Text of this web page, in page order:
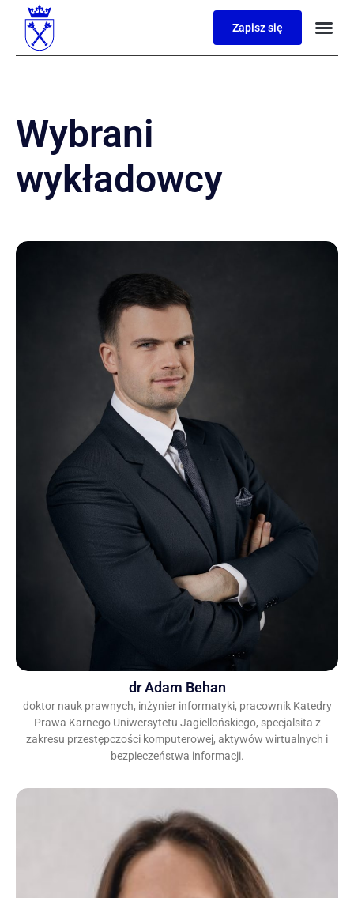
Zapisz się
Wybrani
wykładowcy
dr Adam Behan
doktor nauk prawnych, inżynier informatyki, pracownik Katedry
Prawa Karnego Uniwersytetu Jagiellońskiego, specjalsita z
zakresu przestępczości komputerowej, aktywów wirtualnych i
bezpieczeństwa informacji.